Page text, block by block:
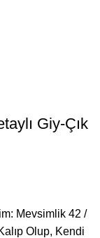
Giy-Çık
Mevsimlik 42 /
Olup, Kendi